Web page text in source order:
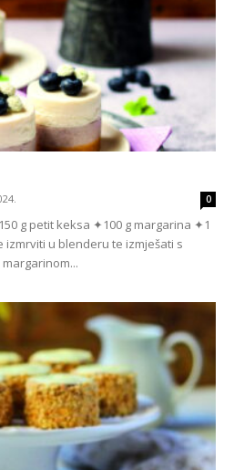
0
g petit keksa ✦100 g margarina ✦1
izmrviti u blenderu te izmješati s